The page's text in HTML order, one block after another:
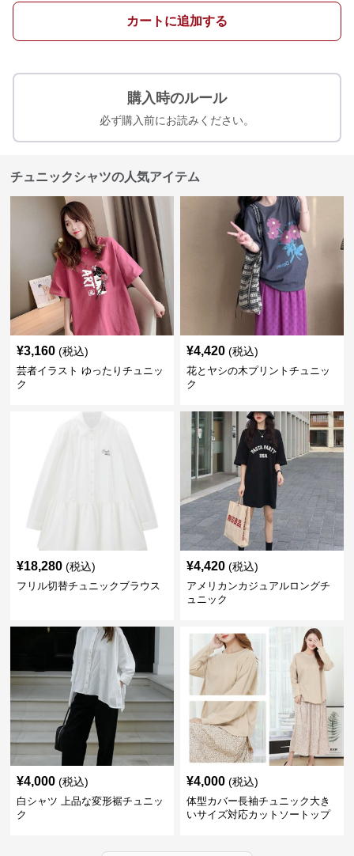
カートに追加する
購入時のルール
必ず購入前にお読みください。
チュニックシャツの人気アイテム
¥3,160 (税込)
芸者イラスト ゆったりチュニッ
ク
¥4,420 (税込)
花とヤシの木プリントチュニッ
ク
¥18,280 (税込)
フリル切替チュニックブラウス
¥4,420 (税込)
アメリカンカジュアルロングチ
ュニック
¥4,000 (税込)
白シャツ 上品な変形裾チュニッ
ク
¥4,000 (税込)
体型カバー長袖チュニック大き
いサイズ対応カットソートップ